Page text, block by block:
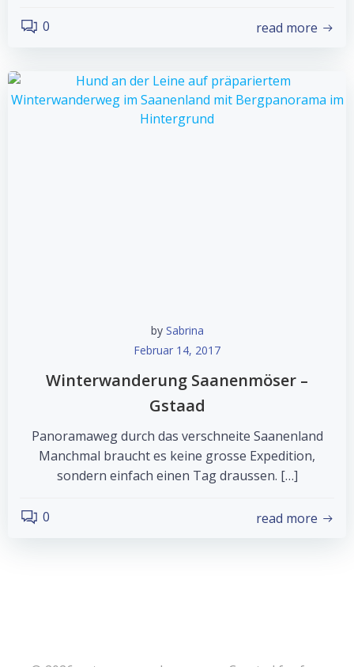
0 read more
by Sabrina
Februar 14, 2017
Winterwanderung Saanenmöser –
Gstaad
Panoramaweg durch das verschneite Saanenland
Manchmal braucht es keine grosse Expedition,
sondern einfach einen Tag draussen. […]
0 read more